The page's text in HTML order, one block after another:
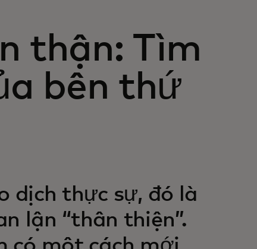
thận: Tìm
bên thứ
dịch thực sự, đó là
lận “thân thiện”.